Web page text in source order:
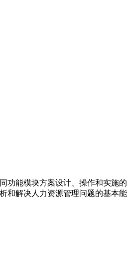
功能模块方案设计、操作和实施的
和解决人力资源管理问题的基本能